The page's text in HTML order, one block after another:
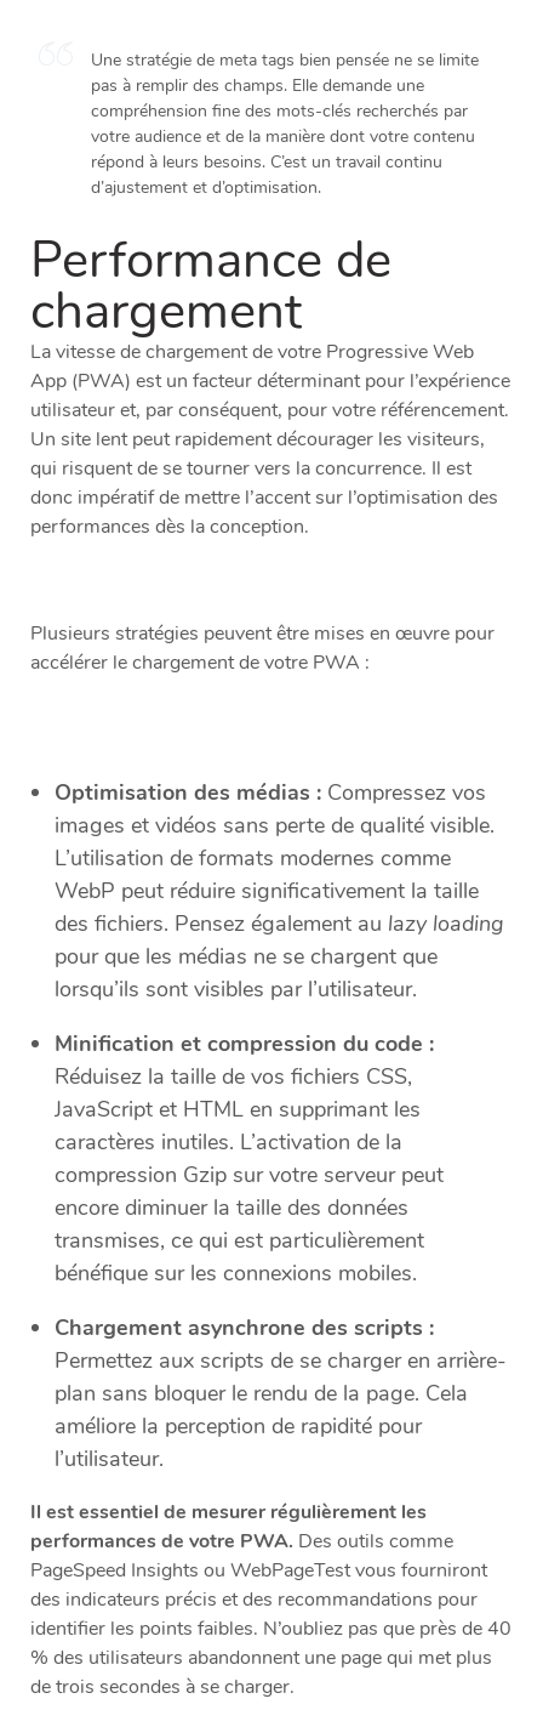
Une stratégie de meta tags bien pensée ne se limite
pas à remplir des champs. Elle demande une
compréhension fine des mots-clés recherchés par
votre audience et de la manière dont votre contenu
répond à leurs besoins. C’est un travail continu
d’ajustement et d’optimisation.
Performance de
chargement
La vitesse de chargement de votre Progressive Web
App (PWA) est un facteur déterminant pour l’expérience
utilisateur et, par conséquent, pour votre référencement.
Un site lent peut rapidement décourager les visiteurs,
qui risquent de se tourner vers la concurrence. Il est
donc impératif de mettre l’accent sur l’optimisation des
performances dès la conception.
Plusieurs stratégies peuvent être mises en œuvre pour
accélérer le chargement de votre PWA :
Optimisation des médias : Compressez vos
images et vidéos sans perte de qualité visible.
L’utilisation de formats modernes comme
WebP peut réduire significativement la taille
des fichiers. Pensez également au lazy loading
pour que les médias ne se chargent que
lorsqu’ils sont visibles par l’utilisateur.
Minification et compression du code :
Réduisez la taille de vos fichiers CSS,
JavaScript et HTML en supprimant les
caractères inutiles. L’activation de la
compression Gzip sur votre serveur peut
encore diminuer la taille des données
transmises, ce qui est particulièrement
bénéfique sur les connexions mobiles.
Chargement asynchrone des scripts :
Permettez aux scripts de se charger en arrière-
plan sans bloquer le rendu de la page. Cela
améliore la perception de rapidité pour
l’utilisateur.
Il est essentiel de mesurer régulièrement les
performances de votre PWA. Des outils comme
PageSpeed Insights ou WebPageTest vous fourniront
des indicateurs précis et des recommandations pour
identifier les points faibles. N’oubliez pas que près de 40
% des utilisateurs abandonnent une page qui met plus
de trois secondes à se charger.